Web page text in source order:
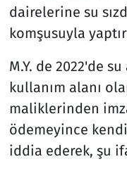
dairelerine su
komşusuyla
M.Y. de 2022'de
kullanım alanı
maliklerinden
ödemeyince
iddia ederek, şu